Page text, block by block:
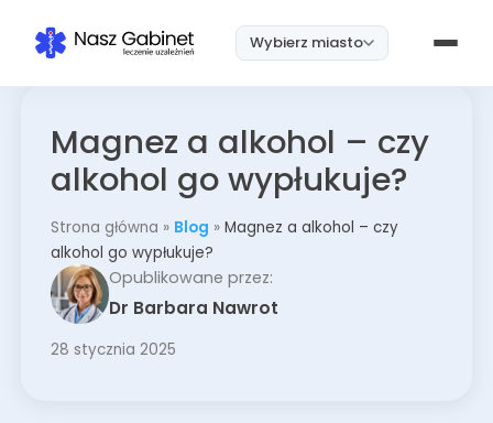
Wybierz miasto
28 stycznia 2025
Magnez a alkohol – czy
alkohol go wypłukuje?
Strona główna » Blog » Magnez a alkohol – czy
alkohol go wypłukuje?
Opublikowane przez:
Dr Barbara Nawrot